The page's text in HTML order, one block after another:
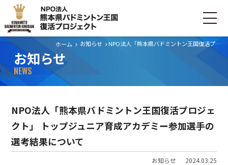
ホーム お知らせ NPO法人「熊本県バドミントン王国復活プロジェクト」 トップジュニア育成アカデミー参加選手の選考結果について
お知らせ
NEWS
NPO法人「熊本県バドミントン王国復活プロジェ
クト」 トップジュニア育成アカデミー参加選手の
選考結果について
お知らせ 2024.03.25
ホーム
ごあいさつ
プロジェクトについて
活動内容